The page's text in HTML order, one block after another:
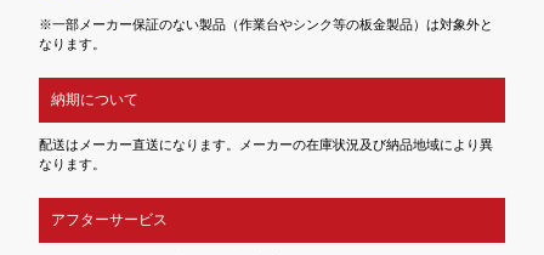
※一部メーカー保証のない製品（作業台やシンク等の板金製品）は対象外と
なります。
納期について
配送はメーカー直送になります。メーカーの在庫状況及び納品地域により異
なります。
アフターサービス